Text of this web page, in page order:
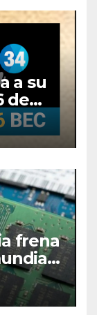
a su
de
frena